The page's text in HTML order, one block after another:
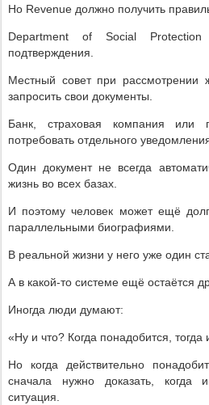
Но Revenue должно получить
Department of Social Protection
подтверждения.
Местный совет при рассмотрении
запросить свои документы.
Банк, страховая компания или
потребовать отдельного
Один документ не всегда
жизнь во всех базах.
И поэтому человек может ещё
параллельными биографиями.
В реальной жизни у него уже один
А в какой-то системе ещё остаётся
Иногда люди думают:
«Ну и что? Когда понадобится,
Но когда действительно
сначала нужно доказать, когда
ситуация.